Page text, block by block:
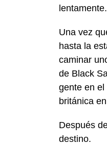
Una vez
hasta la
caminar
de Black
gente en
británica
Después
destino.